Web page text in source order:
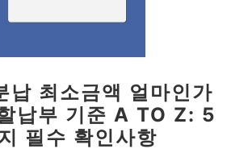
납 최소금액 얼마인가
납부 기준 A TO Z: 5
필수 확인사항